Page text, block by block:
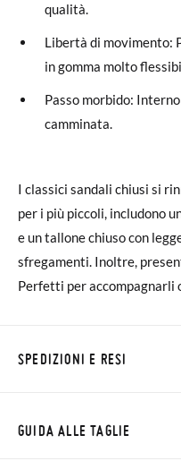
qualità.
Libertà di movimento:
in gomma molto
Passo morbido:
camminata.
I classici sandali chiusi si
per i più piccoli, includono
e un tallone chiuso con
sfregamenti. Inoltre,
Perfetti per accompagnarli
SPEDIZIONI E RESI
ordini inferiori a 30 €, la
GUIDA ALLE TAGLIE